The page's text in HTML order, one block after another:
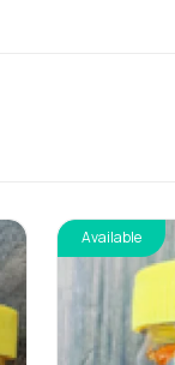
Available